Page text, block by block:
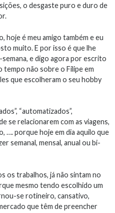
o desgaste puro e duro de
hoje é meu amigo também e eu
muito. E por isso é que lhe
e digo agora por escrito
tempo não sobre o Filipe em
que escolheram o seu hobby
“automatizados”,
se relacionarem com as viagens,
…. porque hoje em dia aquilo que
semanal, mensal, anual ou bi-
os trabalhos, já não sintam no
mesmo tendo escolhido um
se rotineiro, cansativo,
que têm de preencher